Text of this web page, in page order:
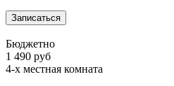
Записаться
Бюджетно
1 490 руб
4-х местная комната